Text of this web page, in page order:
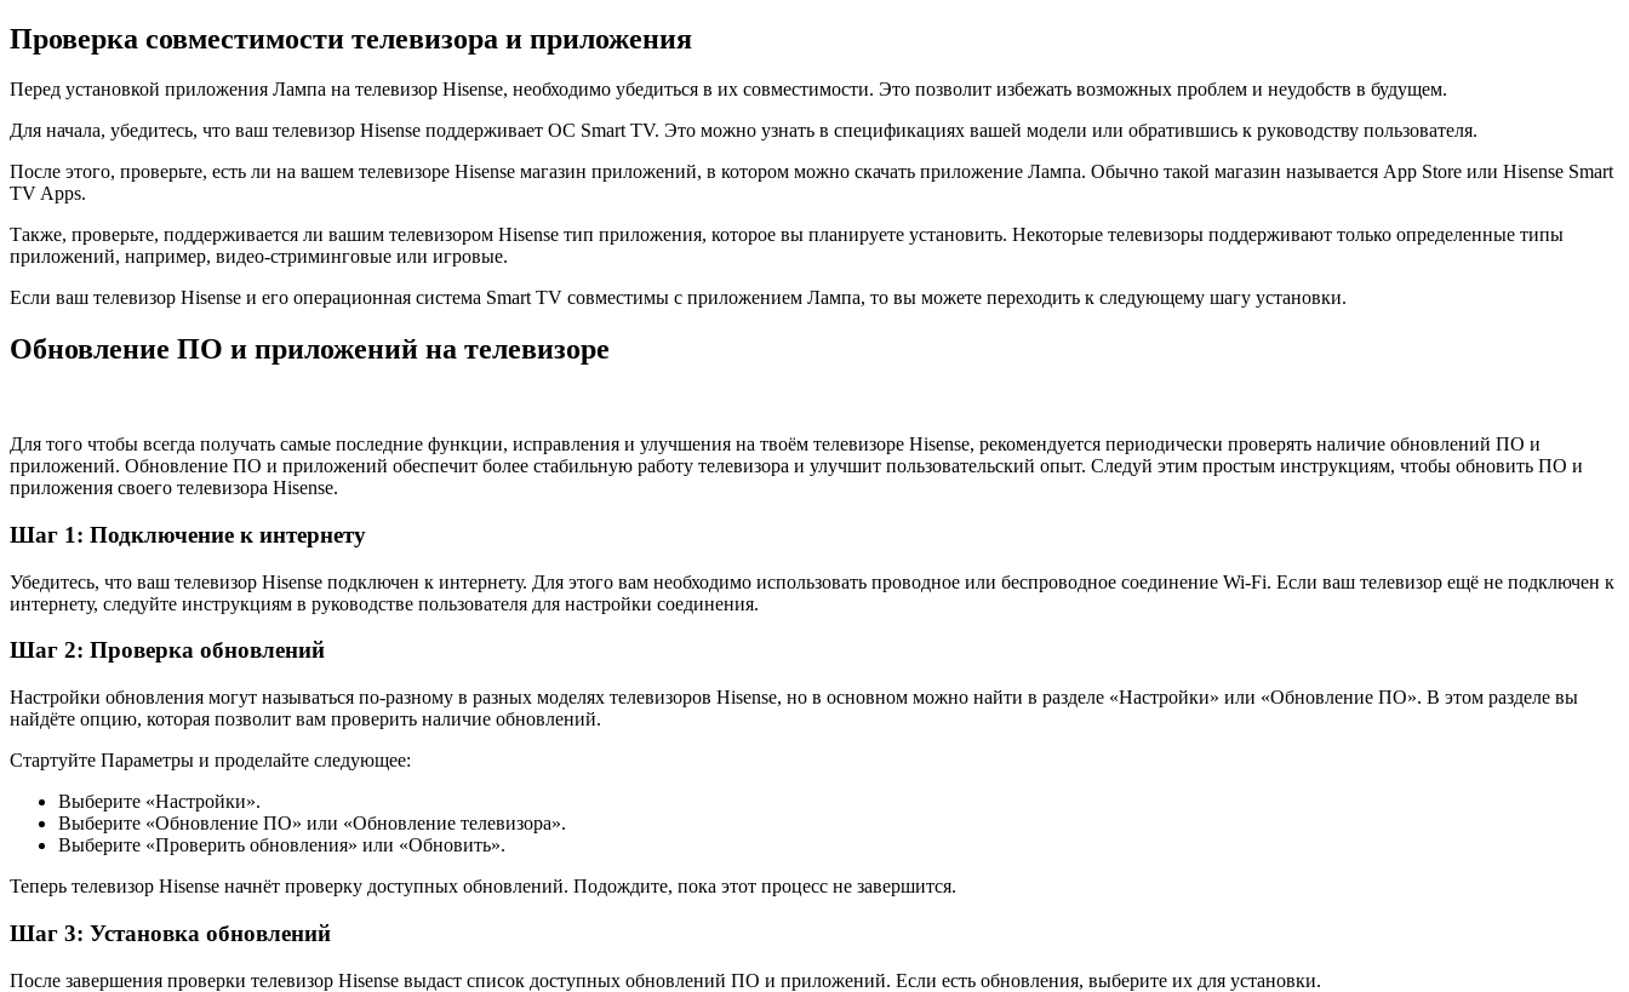
Проверка совместимости телевизора и приложения
Перед установкой приложения Лампа на телевизор Hisense, необходимо убедиться в их совместимости. Это позволит избежать возможных проблем и неудобств в будущем.
Для начала, убедитесь, что ваш телевизор Hisense поддерживает ОС Smart TV. Это можно узнать в спецификациях вашей модели или обратившись к руководству пользователя.
После этого, проверьте, есть ли на вашем телевизоре Hisense магазин приложений, в котором можно скачать приложение Лампа. Обычно такой магазин называется App Store или Hisense Smart
TV Apps.
Также, проверьте, поддерживается ли вашим телевизором Hisense тип приложения, которое вы планируете установить. Некоторые телевизоры поддерживают только определенные типы
приложений, например, видео-стриминговые или игровые.
Если ваш телевизор Hisense и его операционная система Smart TV совместимы с приложением Лампа, то вы можете переходить к следующему шагу установки.
Обновление ПО и приложений на телевизоре
Для того чтобы всегда получать самые последние функции, исправления и улучшения на твоём телевизоре Hisense, рекомендуется периодически проверять наличие обновлений ПО и
приложений. Обновление ПО и приложений обеспечит более стабильную работу телевизора и улучшит пользовательский опыт. Следуй этим простым инструкциям, чтобы обновить ПО и
приложения своего телевизора Hisense.
Шаг 1: Подключение к интернету
Убедитесь, что ваш телевизор Hisense подключен к интернету. Для этого вам необходимо использовать проводное или беспроводное соединение Wi-Fi. Если ваш телевизор ещё не подключен к
интернету, следуйте инструкциям в руководстве пользователя для настройки соединения.
Шаг 2: Проверка обновлений
Настройки обновления могут называться по-разному в разных моделях телевизоров Hisense, но в основном можно найти в разделе «Настройки» или «Обновление ПО». В этом разделе вы
найдёте опцию, которая позволит вам проверить наличие обновлений.
Стартуйте Параметры и проделайте следующее:
Выберите «Настройки».
Выберите «Обновление ПО» или «Обновление телевизора».
Выберите «Проверить обновления» или «Обновить».
Теперь телевизор Hisense начнёт проверку доступных обновлений. Подождите, пока этот процесс не завершится.
Шаг 3: Установка обновлений
После завершения проверки телевизор Hisense выдаст список доступных обновлений ПО и приложений. Если есть обновления, выберите их для установки.